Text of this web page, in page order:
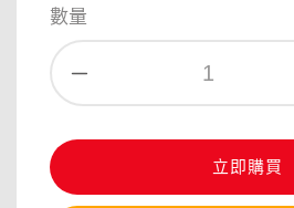
數量
立即購買